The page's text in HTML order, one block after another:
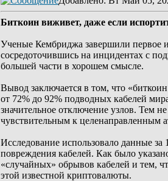
Биткоин виживет, даже если
Ученые Кембриджа завершили первое
сосредоточившись на инцидентах с
большей части в хорошем смысле.
Вывод заключается в том, что
от 72% до 92% подводных кабелей
значительное отключение узлов. Тем
чувствительным к целенаправленным
Исследование использовало данные
повреждения кабелей. Как было
«случайных» обрывов кабелей и тем,
этой известной криптовалюты.